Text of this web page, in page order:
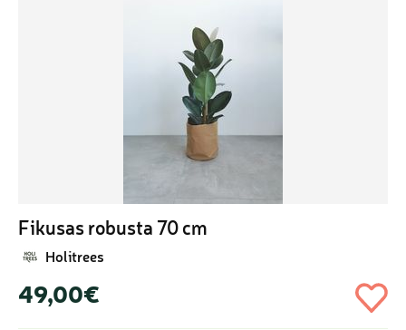
Fikusas robusta 70 cm
Holitrees
49,00€